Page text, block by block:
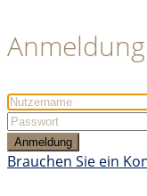
Anmeldung
Anmeldung
Brauchen Sie ein